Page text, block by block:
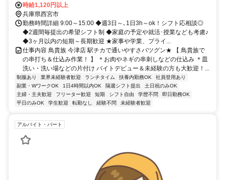
時給1,120円以上
兵庫県西宮市
勤務時間詳細 9:00～15:00 ◆週3日～､1日3h～ok！シフト応相談◎
◆2週間毎提出の希望シフト制 ◆家庭の予定や就活･授業なども考慮♪
◆3ヶ月以内の短期～長期歓迎 ★家事や学業、プライ...
仕事内容 鳥貴族 今津店 駅チカで通いやすさバツグン★ 【 鳥貴族で
の串打ち＆仕込み作業！ 】 ＊お肉やネギの串刺しなどの仕込み ＊皿
洗い・洗い場などの片付け バイトデビュー＆未経験の方も大歓迎！...
制服あり 業界未経験者歓迎 ランチタイム 扶養内勤務OK
社員登用あり
副業・WワークOK
1日4時間以内OK 隔週シフト提出
土日祝のみOK
主婦・主夫歓迎
フリーター歓迎 短期 シフト自由 学歴不問
即日勤務OK
平日のみOK
学生歓迎 転勤なし 経験不問 未経験者歓迎
アルバイト・パート